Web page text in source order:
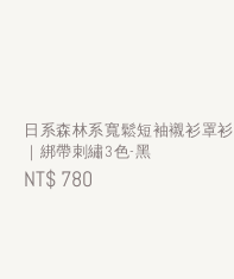
日系森林系寬鬆短袖襯衫罩衫
｜綁帶刺繡3色-黑
Regular
NT$ 780